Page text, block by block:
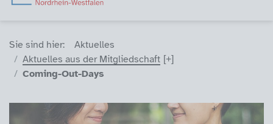
Sie sind hier (Breadcrumb)
Sie sind hier:
Aktuelles
Aktuelles aus der Mitgliedschaft
Coming-Out-Days